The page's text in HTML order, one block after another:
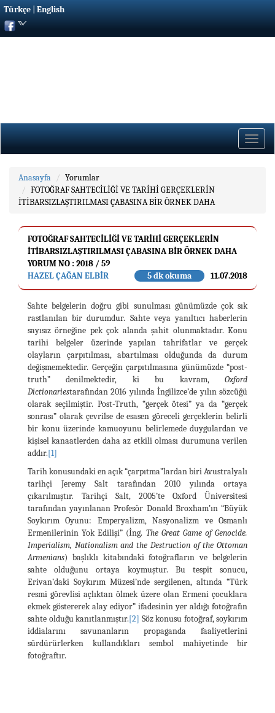
Türkçe English
Toggle
Anasayfa
Yorumlar
FOTOĞRAF SAHTECİLİĞİ VE TARİHİ GERÇEKLERİN
İTİBARSIZLAŞTIRILMASI ÇABASINA BİR ÖRNEK DAHA
FOTOĞRAF SAHTECİLİĞİ VE TARİHİ GERÇEKLERİN
İTİBARSIZLAŞTIRILMASI ÇABASINA BİR ÖRNEK DAHA
YORUM NO : 2018 / 59
HAZEL ÇAĞAN ELBİR
11.07.2018
5 dk okuma
Sahte belgelerin doğru gibi sunulması günümüzde çok sık
rastlanılan bir durumdur. Sahte veya yanıltıcı haberlerin
sayısız örneğine pek çok alanda şahit olunmaktadır. Konu
tarihi belgeler üzerinde yapılan tahrifatlar ve gerçek
olayların çarpıtılması, abartılması olduğunda da durum
değişmemektedir. Gerçeğin çarpıtılmasına günümüzde “post-
truth” denilmektedir, ki bu kavram, Oxford
Dictionariestarafından 2016 yılında İngilizce’de yılın sözcüğü
olarak seçilmiştir. Post-Truth, “gerçek ötesi” ya da “gerçek
sonrası” olarak çevrilse de esasen göreceli gerçeklerin belirli
bir konu üzerinde kamuoyunu belirlemede duygulardan ve
kişisel kanaatlerden daha az etkili olması durumuna verilen
addır.[1]
Tarih konusundaki en açık “çarpıtma”lardan biri Avustralyalı
tarihçi Jeremy Salt tarafından 2010 yılında ortaya
çıkarılmıştır. Tarihçi Salt, 2005’te Oxford Üniversitesi
tarafından yayınlanan Profesör Donald Broxham’ın “Büyük
Soykırım Oyunu: Emperyalizm, Nasyonalizm ve Osmanlı
Ermenilerinin Yok Edilişi” (İng. The Great Game of Genocide.
Imperialism, Nationalism and the Destruction of the Ottoman
Armenians) başlıklı kitabındaki fotoğrafların ve belgelerin
sahte olduğunu ortaya koymuştur. Bu tespit sonucu,
Erivan’daki Soykırım Müzesi’nde sergilenen, altında “Türk
resmi görevlisi açlıktan ölmek üzere olan Ermeni çocuklara
ekmek göstererek alay ediyor” ifadesinin yer aldığı fotoğrafın
sahte olduğu kanıtlanmıştır.[2] Söz konusu fotoğraf, soykırım
iddialarını savunanların propaganda faaliyetlerini
sürdürürlerken kullandıkları sembol mahiyetinde bir
fotoğraftır.